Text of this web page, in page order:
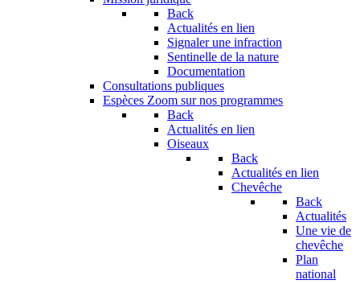
Back
Actualités en lien
Signaler une infraction
Sentinelle de la nature
Documentation
Consultations publiques
Espèces Zoom sur nos programmes
Back
Actualités en lien
Oiseaux
Back
Actualités en lien
Chevêche
Back
Actualités
Une vie de
chevêche
Plan
national